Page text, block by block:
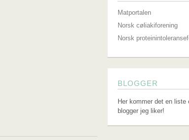
Matportalen
Norsk cøliakiforening
Norsk
BLOGGER
Her kommer det en liste
blogger jeg liker!